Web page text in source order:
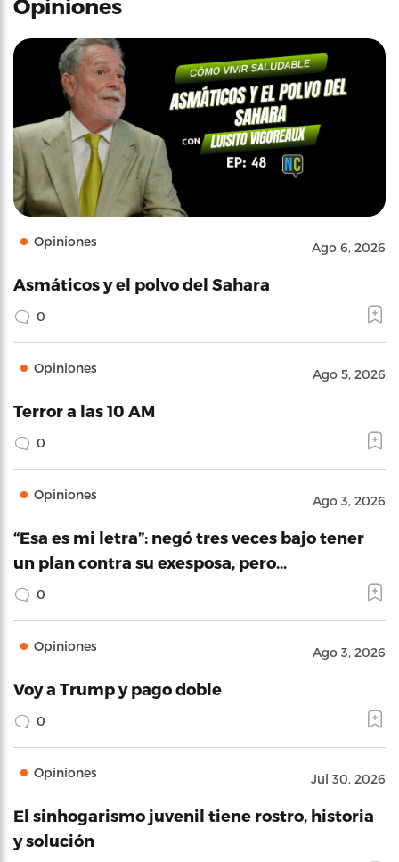
Opiniones
Opiniones Ago 6, 2026
Asmáticos y el polvo del Sahara
0
Opiniones Ago 5, 2026
Terror a las 10 AM
0
Opiniones Ago 3, 2026
“Esa es mi letra”: negó tres veces bajo tener
un plan contra su exesposa, pero…
0
Opiniones Ago 3, 2026
Voy a Trump y pago doble
0
Opiniones Jul 30, 2026
El sinhogarismo juvenil tiene rostro, historia
y solución